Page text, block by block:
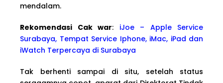
mendalam.
Rekomendasi Cak war: iJoe – Apple Service
Surabaya, Tempat Service Iphone, iMac, iPad dan
iWatch Terpercaya di Surabaya
Tak berhenti sampai di situ, setelah status